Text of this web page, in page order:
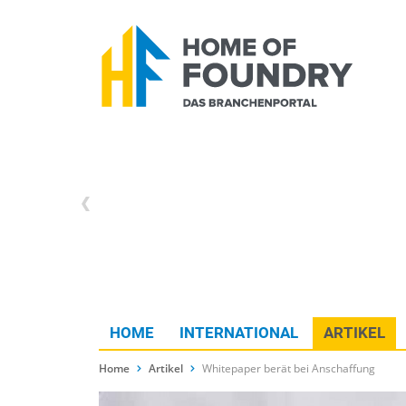
HOME INTERNATIONAL ARTIKEL
Home Artikel Whitepaper berät bei Anschaffung